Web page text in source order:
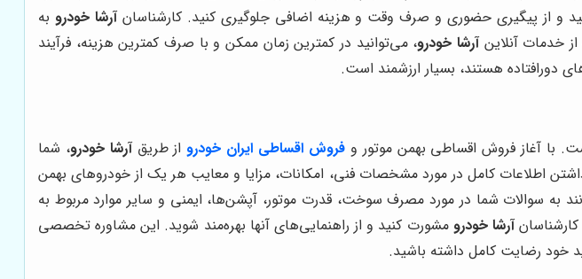
و از پیگیری حضوری و صرف وقت و هزینه اضافی جلوگیری کنید. کارشناسانآرشا خودرو به
از خدمات آنلاینآرشا خودرو، می‌توانید در کمترین زمان ممکن و با صرف کمترین هزینه، فرآیند
دورافتاده هستند، بسیار ارزشمند است.
با آغاز فروش اقساطی بهمن موتور وفروش اقساطی ایران خودرواز طریقآرشا خودرو، شما
اطلاعات کامل در مورد مشخصات فنی، امکانات، مزایا و معایب هر یک از خودروهای بهمن
به سوالات شما در مورد مصرف سوخت، قدرت موتور، آپشن‌ها، ایمنی و سایر موارد مربوط به
کارشناسانآرشا خودرو مشورت کنید و از راهنمایی‌های آنها بهره‌مند شوید. این مشاوره تخصصی
خود رضایت کامل داشته باشید.